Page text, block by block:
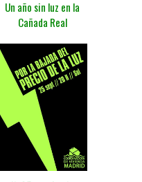
Un año sin luz en la
Cañada Real